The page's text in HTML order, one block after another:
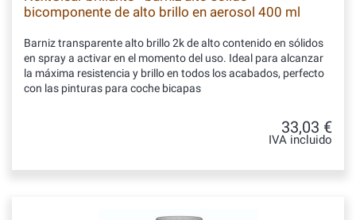
bicomponente de alto brillo en aerosol 400 ml
Barniz transparente alto brillo 2k de alto contenido en sólidos
en spray a activar en el momento del uso. Ideal para alcanzar
la máxima resistencia y brillo en todos los acabados, perfecto
con las pinturas para coche bicapas
33,03 €
IVA incluido